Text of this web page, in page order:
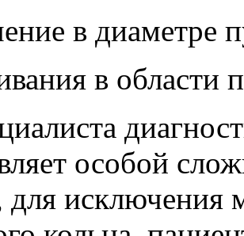
в диаметре
в области
особой
исключения